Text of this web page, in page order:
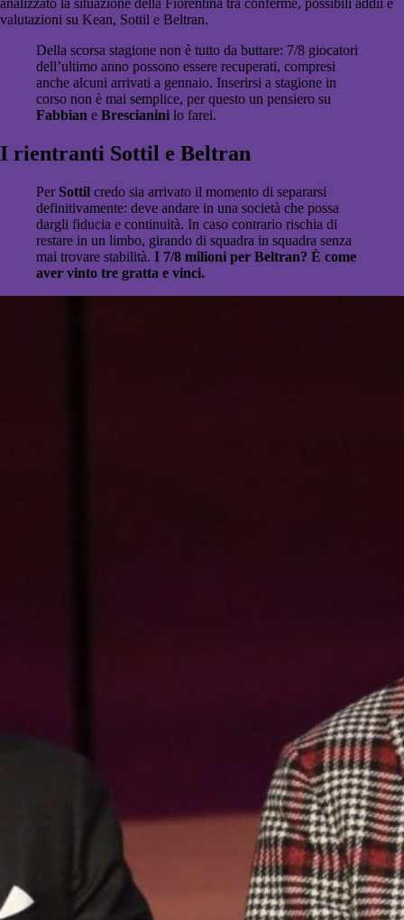
analizzato la situazione della Fiorentina tra conferme, possibili addii e
valutazioni su Kean, Sottil e Beltran.
Della scorsa stagione non è tutto da buttare: 7/8 giocatori
dell’ultimo anno possono essere recuperati, compresi
anche alcuni arrivati a gennaio. Inserirsi a stagione in
corso non è mai semplice, per questo un pensiero su
Fabbian e Brescianini lo farei.
I rientranti Sottil e Beltran
Per Sottil credo sia arrivato il momento di separarsi
definitivamente: deve andare in una società che possa
dargli fiducia e continuità. In caso contrario rischia di
restare in un limbo, girando di squadra in squadra senza
mai trovare stabilità. I 7/8 milioni per Beltran? È come
aver vinto tre gratta e vinci.